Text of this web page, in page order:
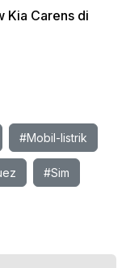
Kia Carens di
#Mobil-listrik
#Sim